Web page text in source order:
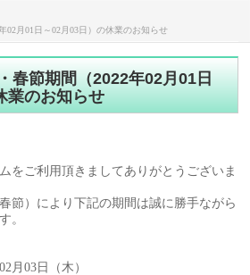
02月01日～02月03日）の休業のお知らせ
春節期間（2022年02月01日
業のお知らせ
をご利用頂きましてありがとうございま
節）により下記の期間は誠に勝手ながら
。
月03日（木）